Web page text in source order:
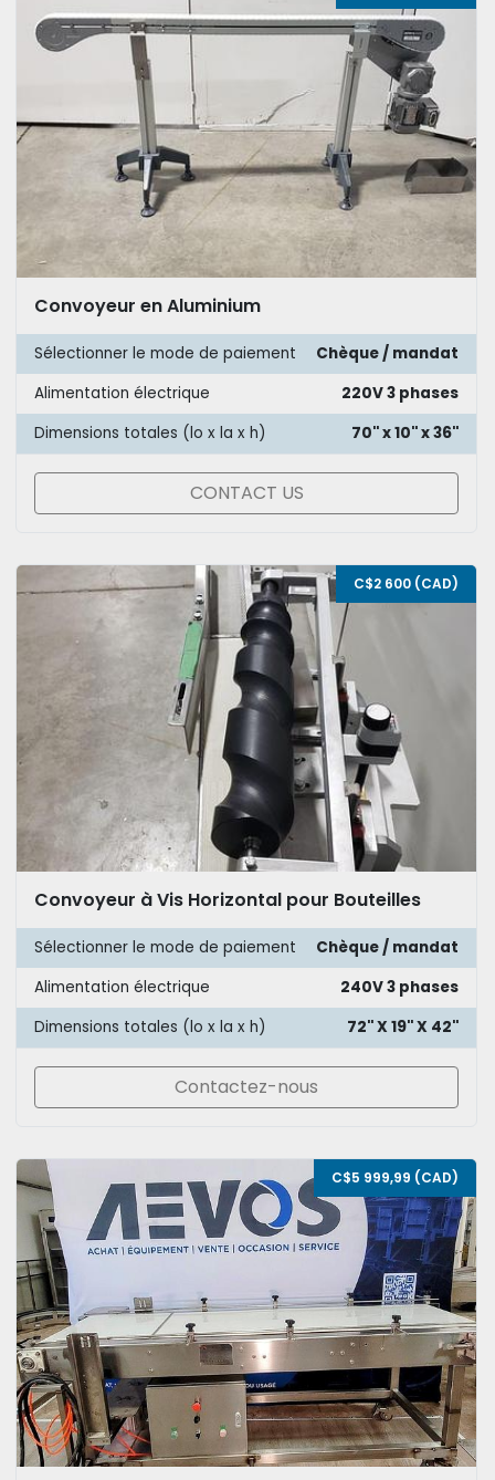
Convoyeur en Aluminium
Sélectionner le mode de paiement
Chèque / mandat
Alimentation électrique
220V 3 phases
Dimensions totales (lo x la x h)
70'' x 10'' x 36''
CONTACT US
C$2 600 (CAD)
Convoyeur à Vis Horizontal pour Bouteilles
Sélectionner le mode de paiement
Chèque / mandat
Alimentation électrique
240V 3 phases
Dimensions totales (lo x la x h)
72'' X 19'' X 42''
Contactez-nous
C$5 999,99 (CAD)